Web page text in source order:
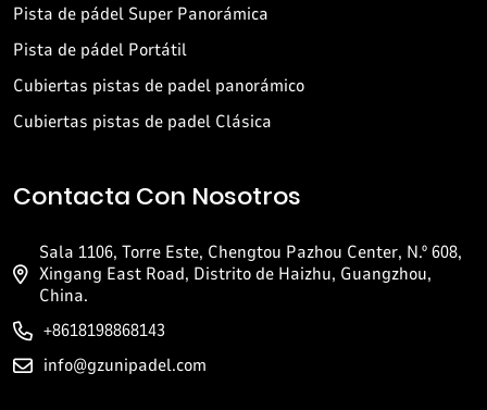
Pista de pádel Super Panorámica
Pista de pádel Portátil
Cubiertas pistas de padel panorámico
Cubiertas pistas de padel Clásica
Contacta Con Nosotros
Sala 1106, Torre Este, Chengtou Pazhou Center, N.º 608,
Xingang East Road, Distrito de Haizhu, Guangzhou,
China.
+8618198868143
info@gzunipadel.com